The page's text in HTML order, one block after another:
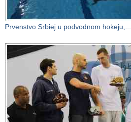
Prvenstvo Srbiej u podvodnom hokeju,...